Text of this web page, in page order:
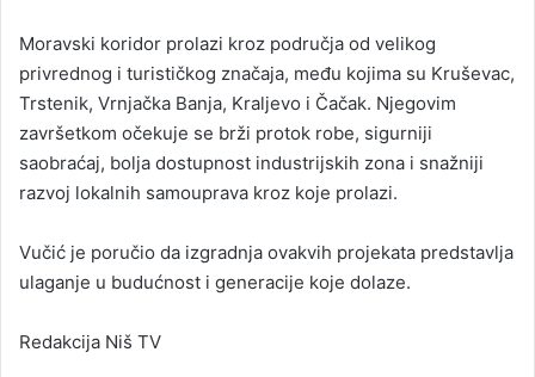
Moravski koridor prolazi kroz područja od velikog
privrednog i turističkog značaja, među kojima su Kruševac,
Trstenik, Vrnjačka Banja, Kraljevo i Čačak. Njegovim
završetkom očekuje se brži protok robe, sigurniji
saobraćaj, bolja dostupnost industrijskih zona i snažniji
razvoj lokalnih samouprava kroz koje prolazi.
Vučić je poručio da izgradnja ovakvih projekata predstavlja
ulaganje u budućnost i generacije koje dolaze.
Redakcija Niš TV